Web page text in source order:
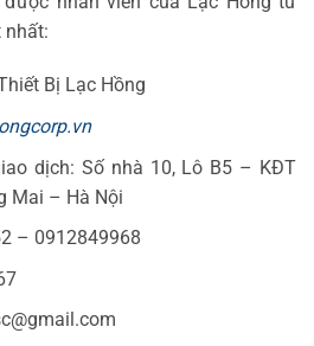
nhất:
Bị Lạc Hồng
dịch: Số nhà 10, Lô B5 – KĐT
Mai – Hà Nội
– 0912849968